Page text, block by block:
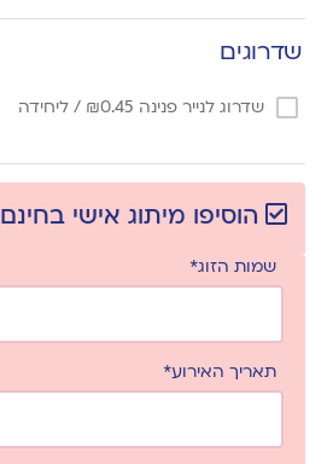
שדרוגים
שדרוג לנייר פנינה ₪0.45 / ליחידה
הוסיפו מיתוג אישי בחינם
שמות הזוג*
תאריך האירוע*